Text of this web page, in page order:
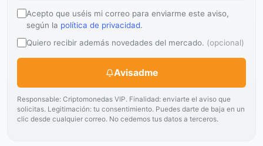
Acepto que uséis mi correo para enviarme este aviso,
según la política de privacidad.
Quiero recibir además novedades del mercado. (opcional)
Avisadme
Responsable: Criptomonedas VIP. Finalidad: enviarte el aviso que
solicitas. Legitimación: tu consentimiento. Puedes darte de baja en un
clic desde cualquier correo. No cedemos tus datos a terceros.